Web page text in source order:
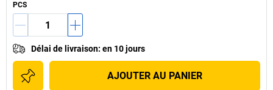
PCS
Délai de livraison: en 10 jours
AJOUTER AU PANIER